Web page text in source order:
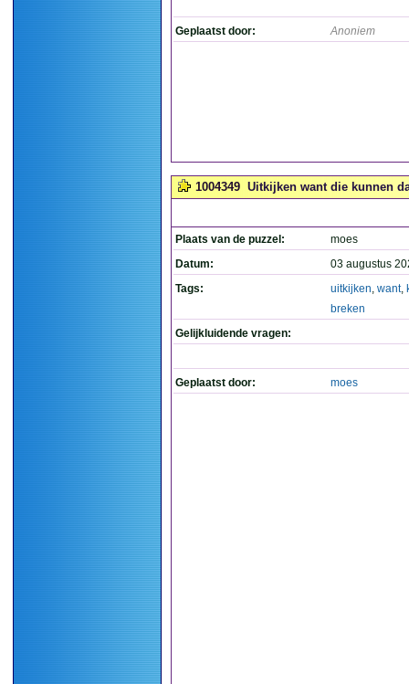
Geplaatst door: Anoniem
1004349 Uitkijken want die kunnen
Plaats van de puzzel:
moes
Datum:
03 augustus
Tags:
uitkijken, want,
breken
Gelijkluidende vragen:
Geplaatst door: moes